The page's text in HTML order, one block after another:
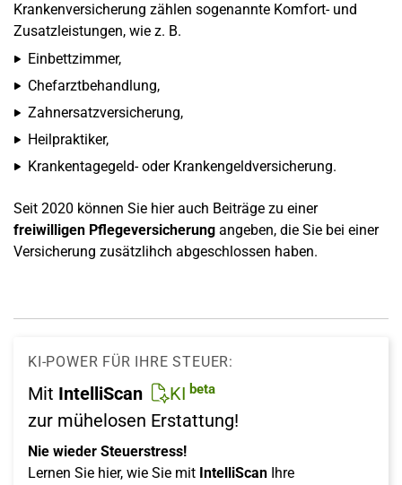
Krankenversicherung zählen sogenannte Komfort- und
Zusatzleistungen, wie z. B.
Einbettzimmer,
Chefarztbehandlung,
Zahnersatzversicherung,
Heilpraktiker,
Krankentagegeld- oder Krankengeldversicherung.
Seit 2020 können Sie hier auch Beiträge zu einer
freiwilligen Pflegeversicherung angeben, die Sie bei einer
Versicherung zusätzlihch abgeschlossen haben.
KI-POWER FÜR IHRE STEUER:
Mit IntelliScan KI beta
zur mühelosen Erstattung!
Nie wieder Steuerstress!
Lernen Sie hier, wie Sie mit IntelliScan Ihre